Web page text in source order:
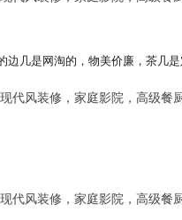
边几是网淘的，物美价廉，茶几是